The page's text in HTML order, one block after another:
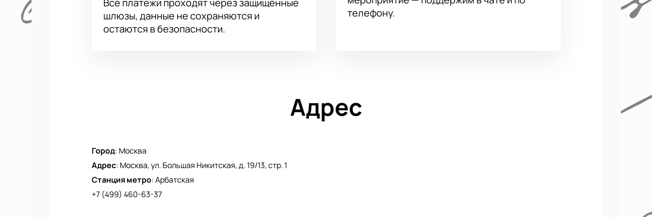
шлюзы, данные не сохраняются и
остаются в безопасности.
телефону.
Адрес
Город: Москва
Адрес: Москва, ул. Большая Никитская, д. 19/13, стр. 1
Станция метро:Арбатская
+7 (499) 460-63-37